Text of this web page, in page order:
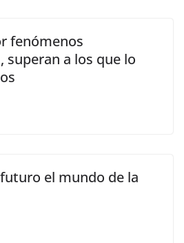
fenómenos
superan a los que lo
el mundo de la